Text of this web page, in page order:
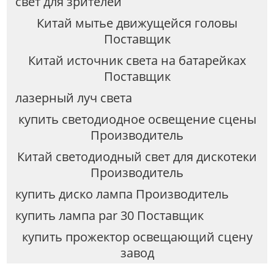
Китай мытье движущейся головы
Поставщик
Китай источник света на батарейках
Поставщик
лазерный луч света
купить светодиодное освещение сцены
Производитель
Китай светодиодный свет для дискотеки
Производитель
купить диско лампа Производитель
купить лампа par 30 Поставщик
купить прожектор освещающий сцену
завод